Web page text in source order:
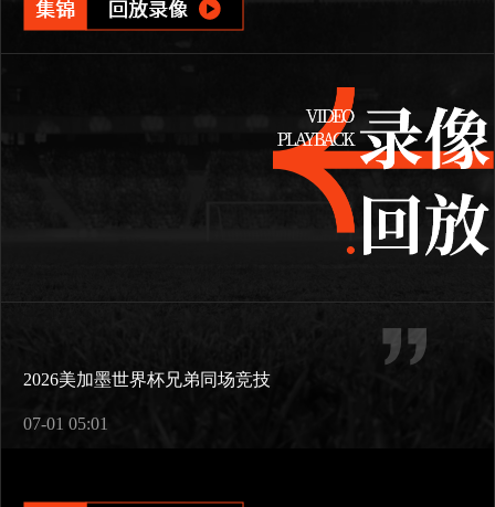
2026美加墨世界杯兄弟同场竞技
07-01 05:01